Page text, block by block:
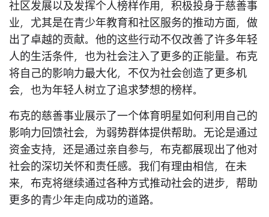
社区发展以及发挥个人榜样作用，积极投身于慈善事
业，尤其是在青少年教育和社区服务的推动方面，做
出了卓越的贡献。他的这些行动不仅改善了许多年轻
人的生活条件，也为社会注入了更多的正能量。布克
将自己的影响力最大化，不仅为社会创造了更多机
会，也为年轻人树立了追求梦想的榜样。
布克的慈善事业展示了一个体育明星如何利用自己的
影响力回馈社会，为弱势群体提供帮助。无论是通过
资金支持，还是通过亲自参与，布克都展现出了他对
社会的深切关怀和责任感。我们有理由相信，在未
来，布克将继续通过各种方式推动社会的进步，帮助
更多的青少年走向成功的道路。